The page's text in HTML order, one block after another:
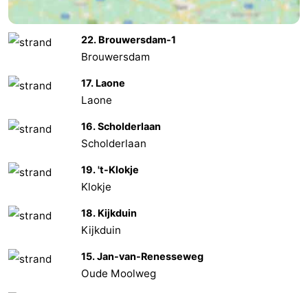
Schouwen-
Brouwershaven
-
Bruinisse
-
Natuur
Oosterschelde
Burgh
-
22. Brouwersdam-1
Brouwersdam
17. Laone
Laone
16. Scholderlaan
Scholderlaan
19. 't-Klokje
Klokje
18. Kijkduin
Kijkduin
15. Jan-van-Renesseweg
Oude Moolweg